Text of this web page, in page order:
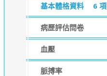
基本體格資料 6 項
病歷評估問卷
血壓
脈搏率